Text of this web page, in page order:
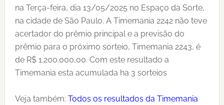
na Terça-feira, dia 13/05/2025 no Espaço da Sorte,
na cidade de São Paulo. A Timemania 2242 não teve
acertador do prêmio principal e a previsão do
prêmio para o próximo sorteio, Timemania 2243, é
de R$ 1.200.000,00. Com este resultado a
Timemania esta acumulada ha 3 sorteios
Veja também: Todos os resultados da Timemania